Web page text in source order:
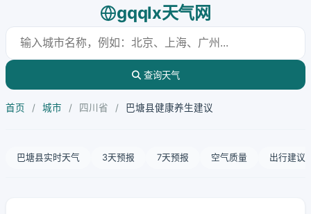
gqqlx天气网
查询天气
首页 / 城市 / 四川省 / 巴塘县健康养生建议
巴塘县实时天气 3天预报 7天预报 空气质量 出行建议